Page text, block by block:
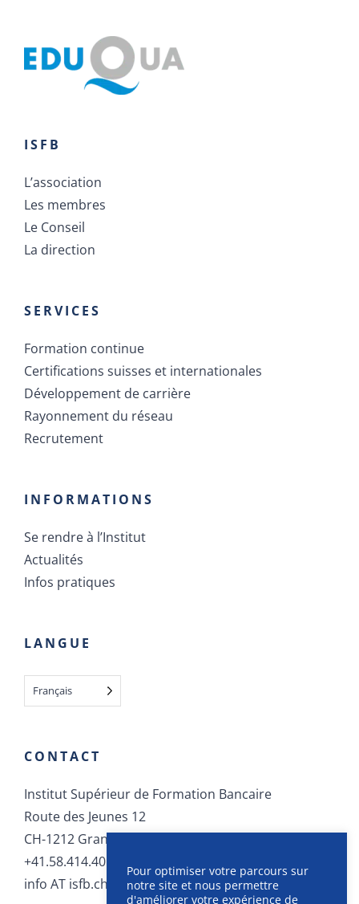
Les membres
Le Conseil
La direction
SERVICES
Certifications suisses et internationales
Développement de carrière
Rayonnement du réseau
Recrutement
INFORMATIONS
Actualités
Infos pratiques
LANGUE
Français
CONTACT
Route des Jeunes 12
CH-1212 Grand-Lancy
+41.58.414.40.40
info AT isfb.ch
Pour optimiser votre parcours sur
notre site et nous permettre
d'améliorer votre expérience de